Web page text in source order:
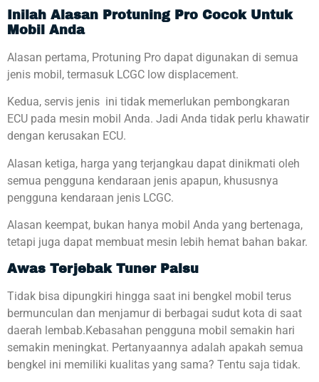
Inilah Alasan Protuning Pro Cocok Untuk
Mobil Anda
Alasan pertama, Protuning Pro dapat digunakan di semua
jenis mobil, termasuk LCGC low displacement.
Kedua, servis jenis ini tidak memerlukan pembongkaran
ECU pada mesin mobil Anda. Jadi Anda tidak perlu khawatir
dengan kerusakan ECU.
Alasan ketiga, harga yang terjangkau dapat dinikmati oleh
semua pengguna kendaraan jenis apapun, khususnya
pengguna kendaraan jenis LCGC.
Alasan keempat, bukan hanya mobil Anda yang bertenaga,
tetapi juga dapat membuat mesin lebih hemat bahan bakar.
Awas Terjebak Tuner Palsu
Tidak bisa dipungkiri hingga saat ini bengkel mobil terus
bermunculan dan menjamur di berbagai sudut kota di saat
daerah lembab.Kebasahan pengguna mobil semakin hari
semakin meningkat. Pertanyaannya adalah apakah semua
bengkel ini memiliki kualitas yang sama? Tentu saja tidak.